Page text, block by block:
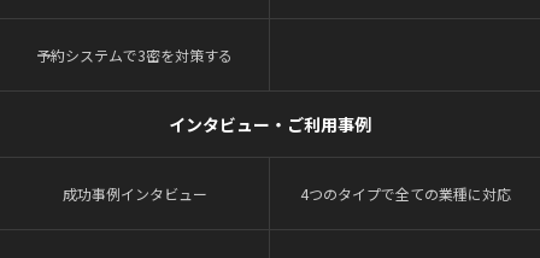
予約システムで3密を対策する
インタビュー・ご利用事例
成功事例インタビュー 4つのタイプで全ての業種に対応